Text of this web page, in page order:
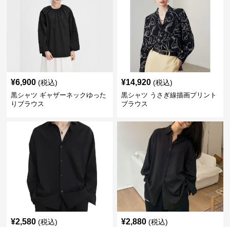
¥6,900 (税込)
黒シャツ ギャザーネックゆった
りブラウス
¥14,920 (税込)
黒シャツ うさぎ線描画プリント
ブラウス
¥2,580 (税込) ¥2,880 (税込)